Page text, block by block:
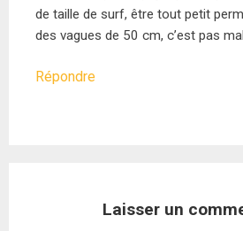
de taille de surf, être tout petit
des vagues de 50 cm, c’est pas
Répondre
Laisser un